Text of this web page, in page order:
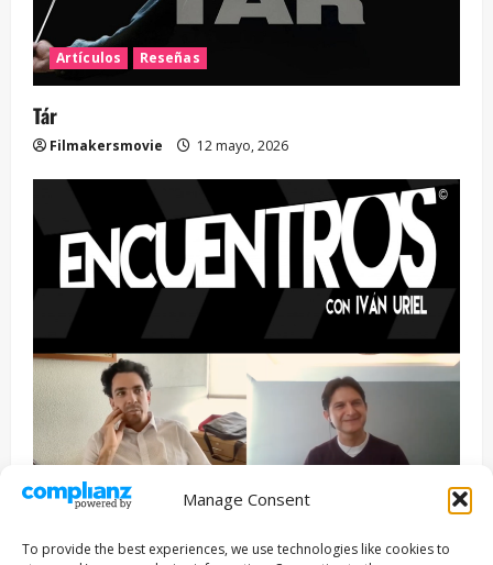
Manage Consent
To provide the best experiences, we use technologies like cookies to
Artículos Reseñas
Tár
Filmakersmovie 12 mayo, 2026
Entrevista Series